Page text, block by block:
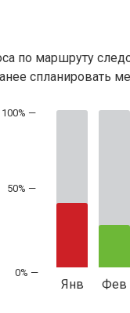
по маршруту
спланировать
50% —
Янв Фев